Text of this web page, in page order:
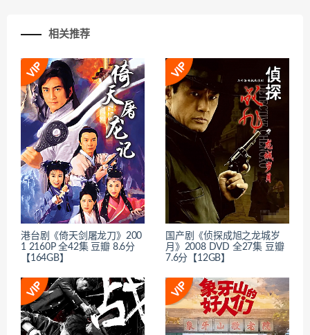
相关推荐
港台剧《倚天剑屠龙刀》200
1 2160P 全42集 豆瓣 8.6分
【164GB】
国产剧《侦探成旭之龙城岁
月》2008 DVD 全27集 豆瓣
7.6分【12GB】